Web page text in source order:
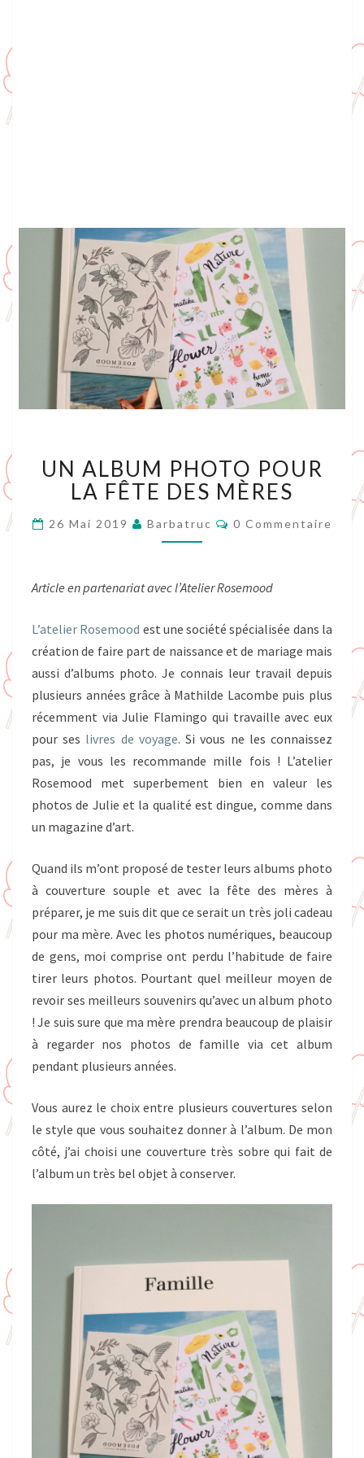
ALBUM
PHOTO
POUR
LA
FÊTE
UN ALBUM PHOTO POUR
LA FÊTE DES MÈRES
26 Mai 2019 Barbatruc Commentaires
0 Commentaire
Article en partenariat avec l’Atelier Rosemood
L’atelier Rosemood est une société spécialisée dans la
création de faire part de naissance et de mariage mais
aussi d’albums photo. Je connais leur travail depuis
plusieurs années grâce à Mathilde Lacombe puis plus
récemment via Julie Flamingo qui travaille avec eux
pour ses livres de voyage. Si vous ne les connaissez
pas, je vous les recommande mille fois ! L’atelier
Rosemood met superbement bien en valeur les
photos de Julie et la qualité est dingue, comme dans
un magazine d’art.
Quand ils m’ont proposé de tester leurs albums photo
à couverture souple et avec la fête des mères à
préparer, je me suis dit que ce serait un très joli cadeau
pour ma mère. Avec les photos numériques, beaucoup
de gens, moi comprise ont perdu l’habitude de faire
tirer leurs photos. Pourtant quel meilleur moyen de
revoir ses meilleurs souvenirs qu’avec un album photo
! Je suis sure que ma mère prendra beaucoup de plaisir
à regarder nos photos de famille via cet album
pendant plusieurs années.
Vous aurez le choix entre plusieurs couvertures selon
le style que vous souhaitez donner à l’album. De mon
côté, j’ai choisi une couverture très sobre qui fait de
l’album un très bel objet à conserver.